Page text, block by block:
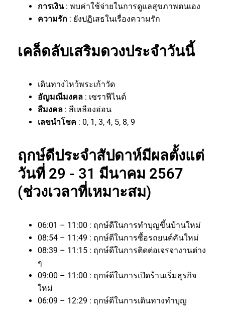
การเงิน: พบค่าใช้จ่ายในการดูแลสุขภาพตนเอง
ความรัก : ยังปฏิเสธในเรื่องความรัก
เคล็ดลับเสริมดวงประจำวันนี้
เดินทางไหว้พระเก้าวัด
อัญมณีมงคล : เซราฟีไนต์
สีมงคล : สีเหลืองอ่อน
เลขนำโชค : 0, 1, 3, 4, 5, 8, 9
ฤกษ์ดีประจำสัปดาห์มีผลตั้งแต่
วันที่ 29 - 31 มีนาคม 2567
(ช่วงเวลาที่เหมาะสม)
06:01 – 11:00 : ฤกษ์ดีในการทำบุญขึ้นบ้านใหม่
08:54 – 11:49 : ฤกษ์ดีในการซื้อรถยนต์คันใหม่
08:39 – 11:15 : ฤกษ์ดีในการติดต่อเจรจางานต่าง
ๆ
09:00 – 11:00 : ฤกษ์ดีในการเปิดร้านเริ่มธุรกิจ
ใหม่
06:09 – 12:29 : ฤกษ์ดีในการเดินทางทำบุญ